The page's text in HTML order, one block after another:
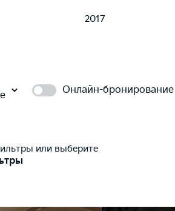
2017
Онлайн-бронирование
или выберите